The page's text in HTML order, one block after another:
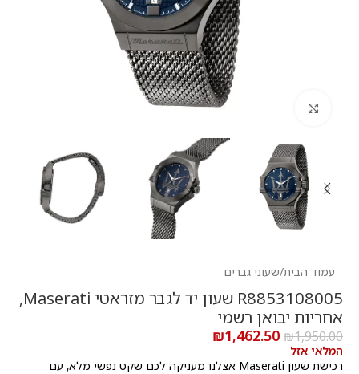
עמוד הבית/שעוני גברים
R8853108005 שעון יד לגבר מזראטי Maserati,
אחריות יבואן רשמי
₪1,950.00
₪1,462.50
המלאי אזל
רכישת שעון Maserati אצלנו מעניקה לכם שקט נפשי מלא, עם